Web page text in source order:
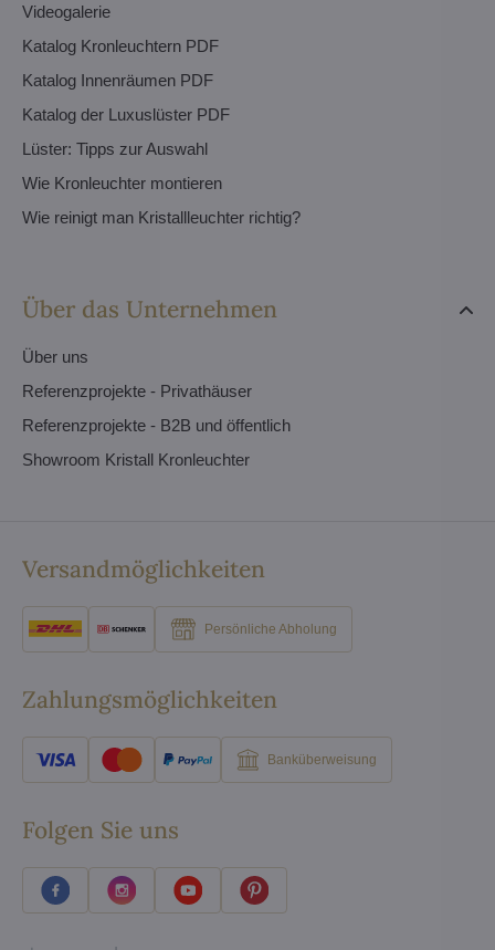
Videogalerie
Katalog Kronleuchtern PDF
Katalog Innenräumen PDF
Katalog der Luxuslüster PDF
Lüster: Tipps zur Auswahl
Wie Kronleuchter montieren
Wie reinigt man Kristallleuchter richtig?
Über das Unternehmen
Über uns
Referenzprojekte - Privathäuser
Referenzprojekte - B2B und öffentlich
Showroom Kristall Kronleuchter
Versandmöglichkeiten
Persönliche Abholung
Zahlungsmöglichkeiten
Banküberweisung
Folgen Sie uns